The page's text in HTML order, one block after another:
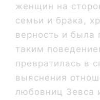
женщин на
семьи и брака,
верность и была
таким
превратилась в
выяснения
любовниц Зевса